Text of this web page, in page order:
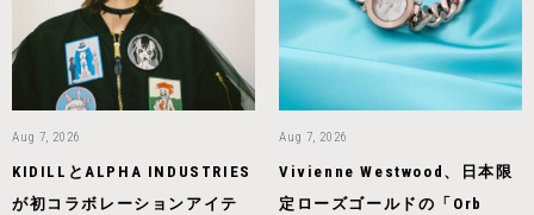
Aug 7, 2026
KIDILLとALPHA INDUSTRIES
が初コラボレーションアイテ
Aug 7, 2026
Vivienne Westwood、日本限
定ローズゴールドの「Orb